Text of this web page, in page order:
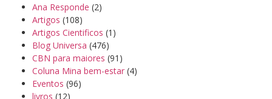
Ana Responde (2)
Artigos (108)
Artigos Cientificos (1)
Blog Universa (476)
CBN para maiores (91)
Coluna Mina bem-estar (4)
Eventos (96)
livros (12)